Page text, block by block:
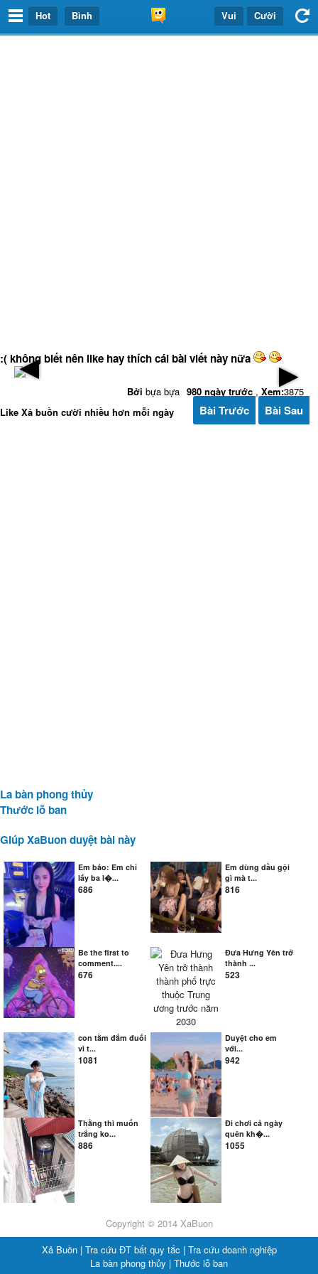
Hot Bình Cười
Vui
:( không biết nên like hay thích cái bài viết này nữa ▶
▶ 980 ngày trước , Xem:3875
Bởi bựa bựa
Bài Trước Bài Sau
Like Xả buồn cười nhiều hơn mỗi ngày
La bàn phong thủy
Thước lỗ ban
Giúp XaBuon duyệt bài này
Em bảo: Em chỉ
lấy ba l�...
686
Em dùng dầu gội
gì mà t...
816
Be the first to
comment....
676
Đưa Hưng Yên trở
thành ...
523
con tằm đắm đuối
vì t...
1081
Duyệt cho em
với...
942
Thằng thì muốn
trắng ko...
886
Đi chơi cả ngày
quên kh�...
1055
Copyright © 2014 XaBuon
Xả Buồn | Tra cứu ĐT bất quy tắc | Tra cứu doanh nghiệp
La bàn phong thủy | Thước lỗ ban